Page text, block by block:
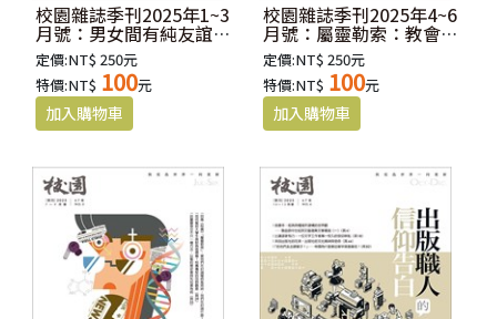
校園雜誌季刊2025年1~3
月號：男女間有純友誼
嗎？教會中的友誼與親密
關係
定價:NT$ 250元
特價:NT$ 100元
校園雜誌季刊2025年4~6
月號：屬靈勒索：教會中
的權柄陷阱
定價:NT$ 250元
特價:NT$ 100元